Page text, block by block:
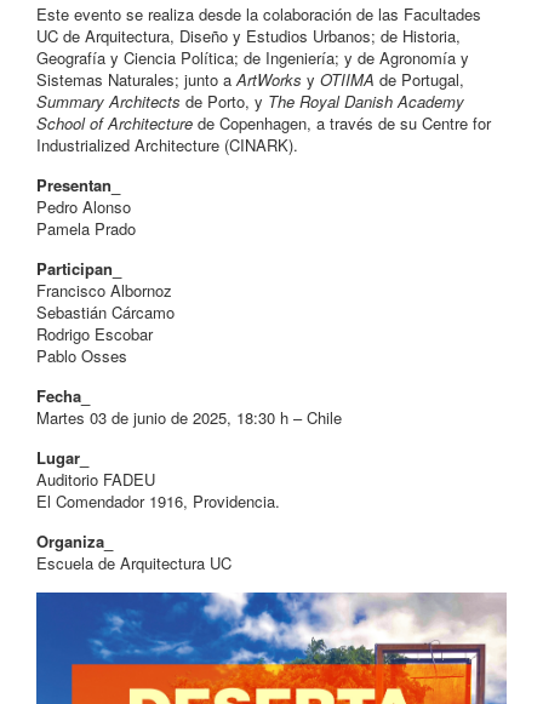
Este evento se realiza desde la colaboración de las Facultades
UC de Arquitectura, Diseño y Estudios Urbanos; de Historia,
Geografía y Ciencia Política; de Ingeniería; y de Agronomía y
Sistemas Naturales; junto a ArtWorks y OTIIMA de Portugal,
Summary Architects de Porto, y The Royal Danish Academy
School of Architecture de Copenhagen, a través de su Centre for
Industrialized Architecture (CINARK).
Presentan_
Pedro Alonso
Pamela Prado
Participan_
Francisco Albornoz
Sebastián Cárcamo
Rodrigo Escobar
Pablo Osses
Fecha_
Martes 03 de junio de 2025, 18:30 h – Chile
Lugar_
Auditorio FADEU
El Comendador 1916, Providencia.
Organiza_
Escuela de Arquitectura UC